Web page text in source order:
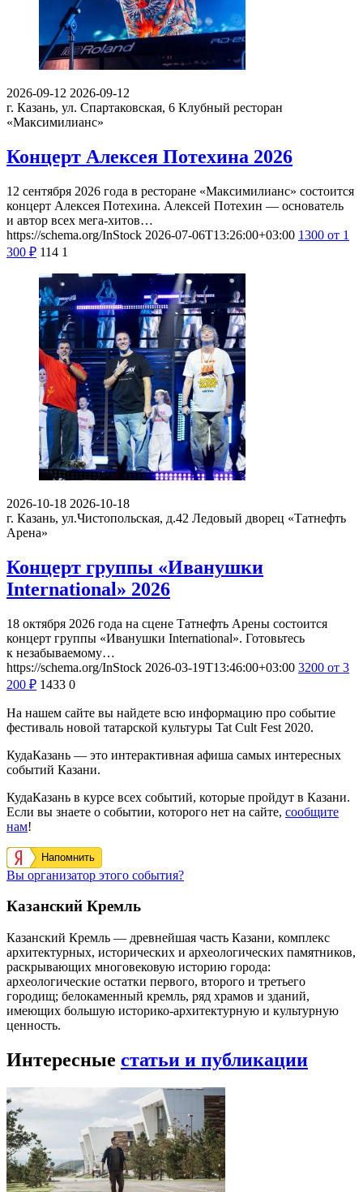
2026-09-12 2026-09-12
г. Казань, ул. Спартаковская, 6 Клубный ресторан
«Максимилианс»
Концерт Алексея Потехина 2026
12 сентября 2026 года в ресторане «Максимилианс» состоится
концерт Алексея Потехина. Алексей Потехин — основатель
и автор всех мега-хитов…
https://schema.org/InStock 2026-07-06T13:26:00+03:00 1300 от 1
300 ₽ 114 1
2026-10-18 2026-10-18
г. Казань, ул.Чистопольская, д.42 Ледовый дворец «Татнефть
Арена»
Концерт группы «Иванушки
International» 2026
18 октября 2026 года на сцене Татнефть Арены состоится
концерт группы «Иванушки International». Готовьтесь
к незабываемому…
https://schema.org/InStock 2026-03-19T13:46:00+03:00 3200 от 3
200 ₽ 1433 0
На нашем сайте вы найдете всю информацию про событие
фестиваль новой татарской культуры Tat Cult Fest 2020.
КудаКазань — это интерактивная афиша самых интересных
событий Казани.
КудаКазань в курсе всех событий, которые пройдут в Казани.
Если вы знаете о событии, которого нет на сайте, сообщите
нам!
Напомнить
Вы организатор этого события?
Казанский Кремль
Казанский Кремль — древнейшая часть Казани, комплекс
архитектурных, исторических и археологических памятников,
раскрывающих многовековую историю города:
археологические остатки первого, второго и третьего
городищ; белокаменный кремль, ряд храмов и зданий,
имеющих большую историко-архитектурную и культурную
ценность.
Интересные статьи и публикации